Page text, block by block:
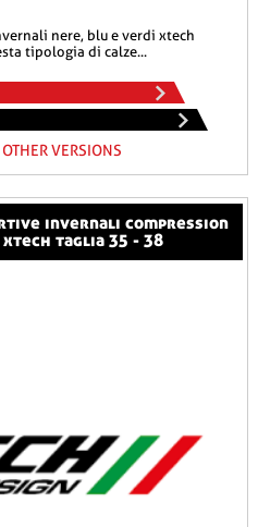
tipologia di calze...
VERSIONS
taglia 35 - 38